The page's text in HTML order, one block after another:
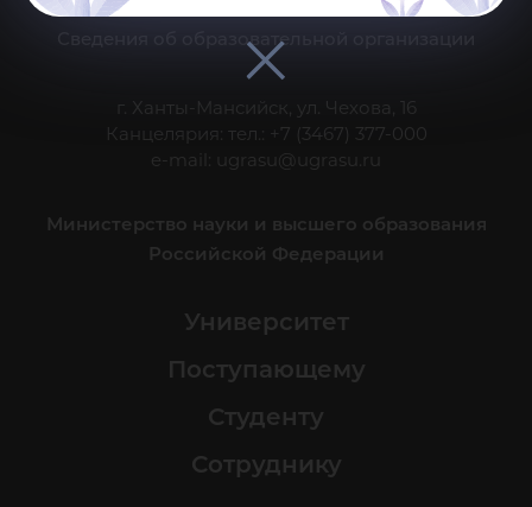
Сведения об образовательной организации
г. Ханты-Мансийск, ул. Чехова, 16
Канцелярия: тел.: +7 (3467) 377-000
e-mail:
ugrasu@ugrasu.ru
Министерство науки и высшего образования
Российской Федерации
Университет
Поступающему
Студенту
Сотруднику